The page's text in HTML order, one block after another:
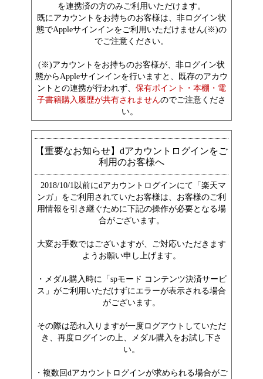
を連携済の方のみご利用いただけます。
既にアカウントをお持ちのお客様は、非ログイン状
態でAppleサインインをご利用いただけません(※)の
でご注意ください。
(※)アカウントをお持ちのお客様が、非ログイン状
態からAppleサインインを行いますと、既存のアカウ
ントとの連携が行われず、 保有ポイント・本棚・電
子書籍購入履歴が共有されませんのでご注意くださ
い。
【重要なお知らせ】dアカウントログインをご
利用のお客様へ
2018/10/1以前にdアカウントログインにて「楽天マ
ンガ」をご利用されていたお客様は、お客様のご利
用情報を引き継ぐために下記の操作が必要となる場
合がございます。
大変お手数ではございますが、ご対応いただきます
ようお願い申し上げます。
・メダル購入時に「spモード コンテンツ決済サービ
ス」がご利用いただけずにエラーが表示される場合
がございます。
その際は恐れ入りますが一度ログアウトしていただ
き、再度ログインの上、メダル購入をお試し下さ
い。
・複数回dアカウントログインが求められる場合がご